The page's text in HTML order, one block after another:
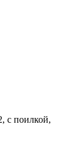
с поилкой,